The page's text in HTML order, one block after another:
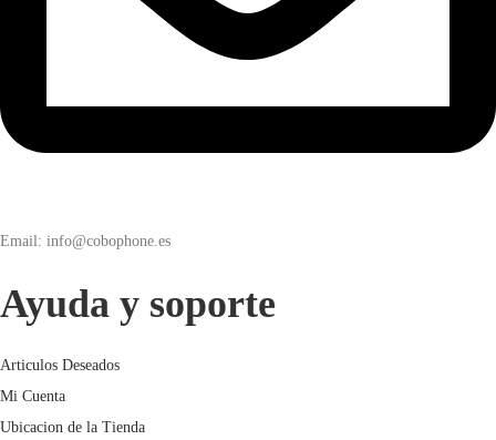
Email: info@cobophone.es
Ayuda y soporte
Articulos Deseados
Mi Cuenta
Ubicacion de la Tienda